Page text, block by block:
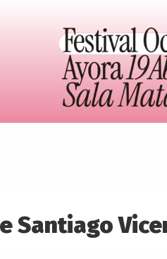
Santiago